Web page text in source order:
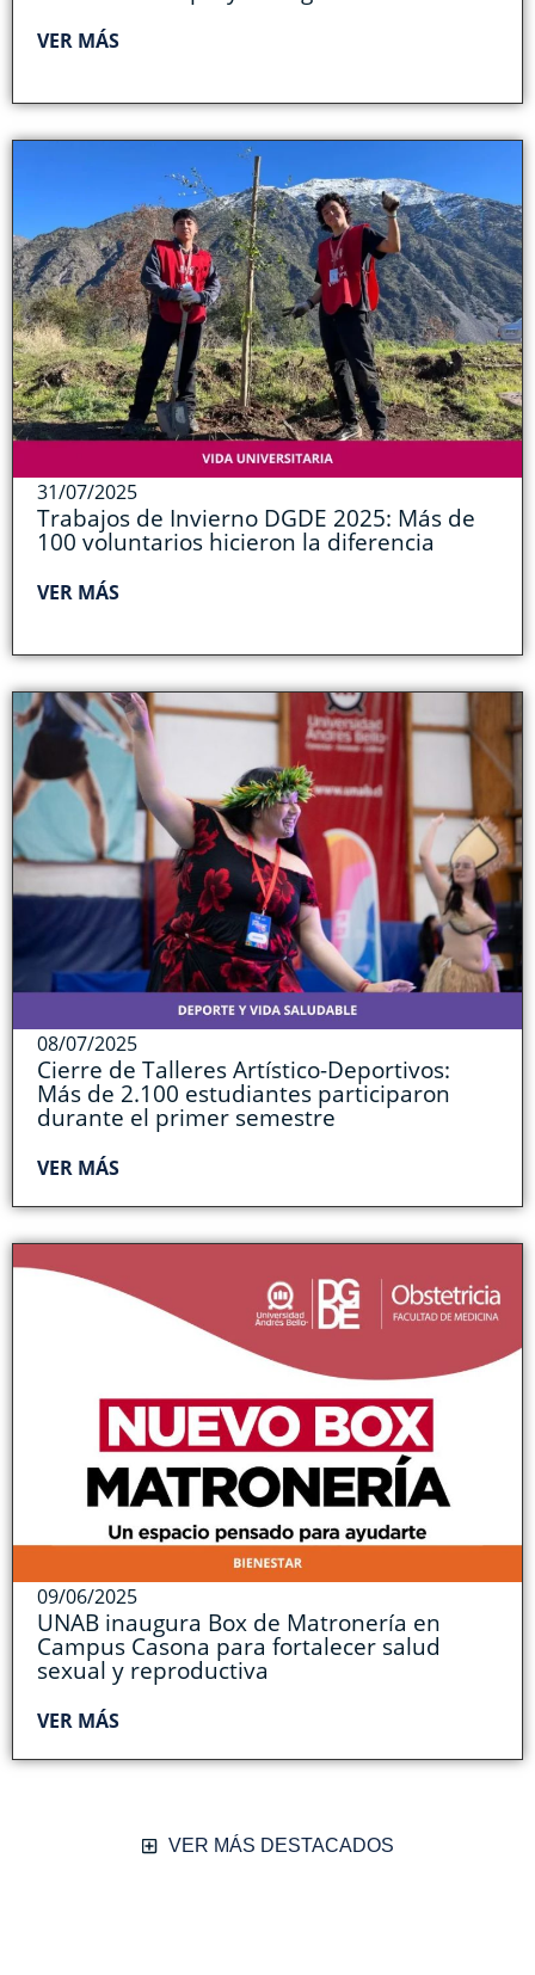
VER MÁS
31/07/2025
Trabajos de Invierno DGDE 2025: Más de
100 voluntarios hicieron la diferencia
VER MÁS
08/07/2025
Cierre de Talleres Artístico-Deportivos:
Más de 2.100 estudiantes participaron
durante el primer semestre
VER MÁS
09/06/2025
UNAB inaugura Box de Matronería en
Campus Casona para fortalecer salud
sexual y reproductiva
VER MÁS
VER MÁS DESTACADOS